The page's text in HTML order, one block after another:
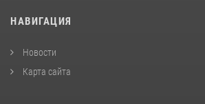
НАВИГАЦИЯ
Новости
Карта сайта